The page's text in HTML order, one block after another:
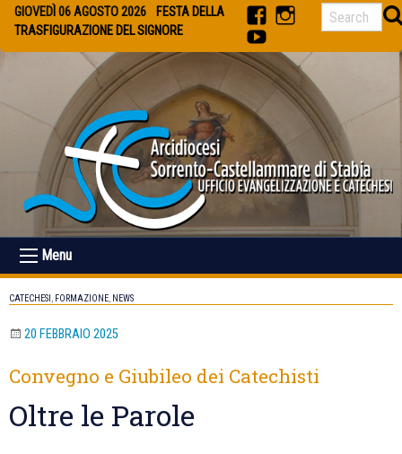
Skip
content
GIOVEDÌ 06 AGOSTO 2026
FESTA DELLA
TRASFIGURAZIONE DEL SIGNORE
facebookInstagram
youtube
Menu
CATECHESI, FORMAZIONE, NEWS
20 FEBBRAIO 2025
Convegno e Giubileo dei Catechisti
Oltre le Parole